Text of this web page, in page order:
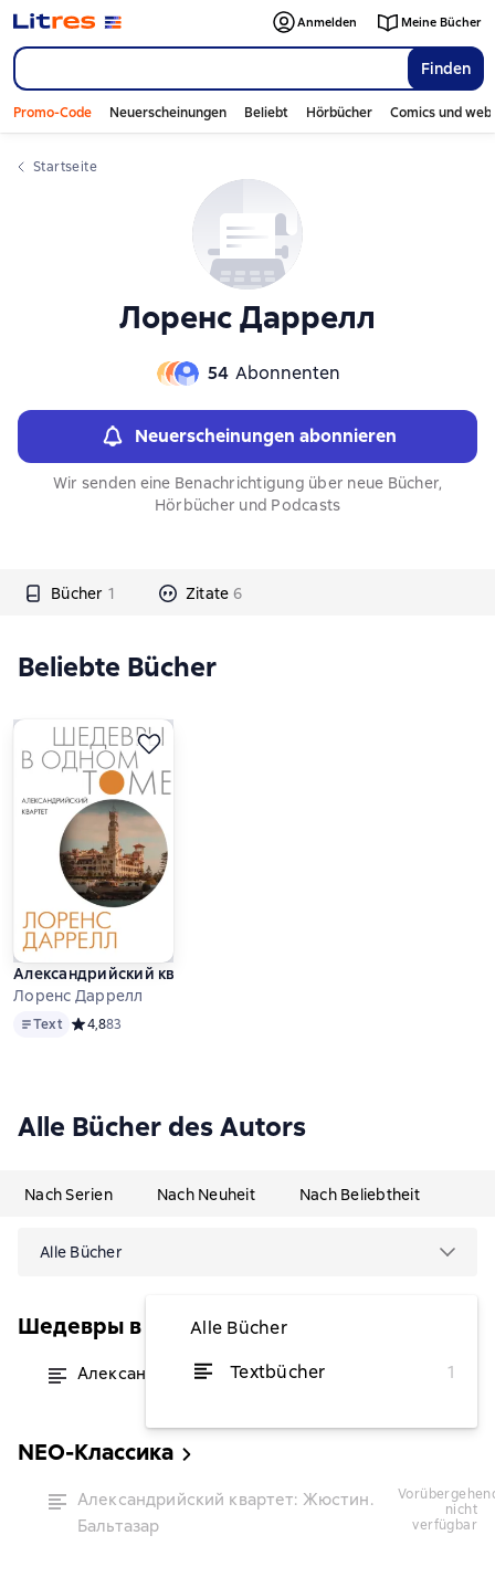
Finden
Anmelden Meine Bücher
Promo-Code Neuerscheinungen Beliebt Hörbücher Comics und
Startseite
Лоренс Даррелл
54 Abonnenten
Neuerscheinungen abonnieren
Wir senden eine Benachrichtigung über neue Bücher,
Hörbücher und Podcasts
Bücher 1 Zitate 6
Слайдер с книгами
Beliebte Bücher
Александрийский квартет
Лоренс Даррелл
TextText Средний рейтинг 4,8 на основе 83 оценок
4,883
Alle Bücher des Autors
Nach Serien Nach Neuheit Nach Beliebtheit
Alle Bücher
Alle Bücher
Textbücher
1
Шедевры в одном томе
Александрийский квартет von 5,84 €
NEO-Классика
Александрийский квартет: Жюстин.
Бальтазар
vorübergehend
nicht
verfügbar